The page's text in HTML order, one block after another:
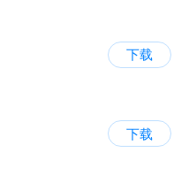
下载
下载